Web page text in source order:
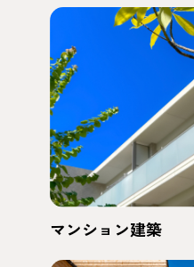
マンション建築